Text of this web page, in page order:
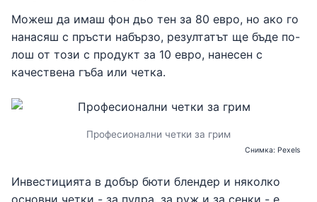
Можеш да имаш фон дьо тен за 80 евро, но ако го
нанасяш с пръсти набързо, резултатът ще бъде по-
лош от този с продукт за 10 евро, нанесен с
качествена гъба или четка.
Професионални четки за грим
Снимка: Pexels
Инвестицията в добър бюти блендер и няколко
основни четки - за пудра, за руж и за сенки - е